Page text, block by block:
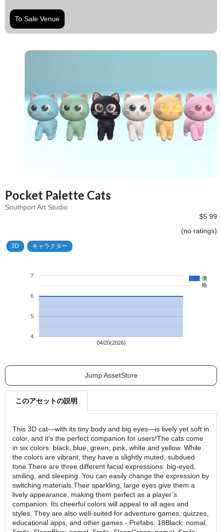
To Sale Venue
Pocket Palette Cats
Southport Art Studio
$5.99
(no ratings)
3D キャラクター
価
格
04/20(2026)
4
5
6
7
Jump AssetStore
このアセットの説明
This 3D cat—with its tiny body and big eyes—is lively yet soft in
color, and it's the perfect companion for users!The cats come
in six colors: black, blue, green, pink, white and yellow. While
the colors are vibrant, they have a slightly muted, subdued
tone.There are three different facial expressions: big-eyed,
smiling, and sleeping. You can easily change the expression by
switching materials.Their sparkling, large eyes give them a
lively appearance, making them perfect as a player’s
companion. Its cheerful colors will appeal to all ages and
styles. They are also well-suited for adventure games, quizzes,
educational apps, and other games.- Prefabs: 18Black: nomal,